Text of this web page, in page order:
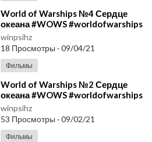
⁣World of Warships №4 Сердце
океана #WOWS #worldofwarships
#Winpsih
winpsihz
18 Просмотры · 09/04/21
Фильмы
⁣World of Warships №2 Сердце
океана #WOWS #worldofwarships
#Winpsih
winpsihz
53 Просмотры · 09/02/21
Фильмы